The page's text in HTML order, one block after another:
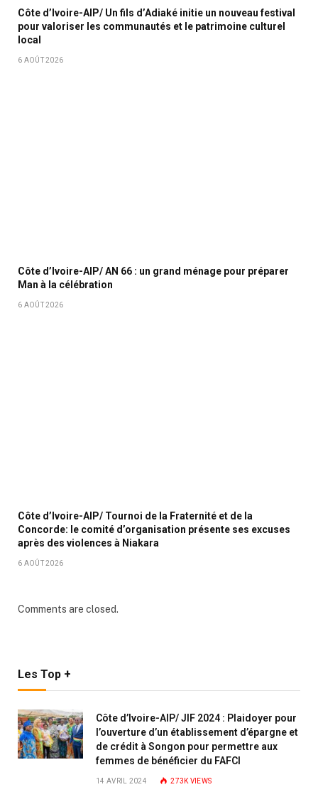
Côte d’Ivoire-AIP/ Un fils d’Adiaké initie un nouveau festival
pour valoriser les communautés et le patrimoine culturel
local
6 AOÛT 2026
Côte d’Ivoire-AIP/ AN 66 : un grand ménage pour préparer
Man à la célébration
6 AOÛT 2026
Côte d’Ivoire-AIP/ Tournoi de la Fraternité et de la
Concorde: le comité d’organisation présente ses excuses
après des violences à Niakara
6 AOÛT 2026
Comments are closed.
Les Top +
Côte d’Ivoire-AIP/ JIF 2024 : Plaidoyer pour
l’ouverture d’un établissement d’épargne et
de crédit à Songon pour permettre aux
femmes de bénéficier du FAFCI
14 AVRIL 2024 273K VIEWS